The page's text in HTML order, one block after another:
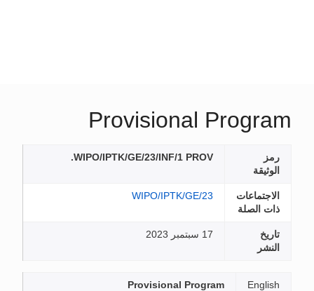
Provisional Program
رمز
الوثيقة
WIPO/IPTK/GE/23/INF/1 PROV.
الاجتماعات
ذات الصلة
WIPO/IPTK/GE/23
تاريخ
النشر
17 سبتمبر 2023
English
Provisional Program